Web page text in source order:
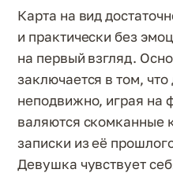
Карта на вид
и практически без
на первый взгляд.
заключается в том,
неподвижно, играя на
валяются скомканные
записки из её
Девушка чувствует